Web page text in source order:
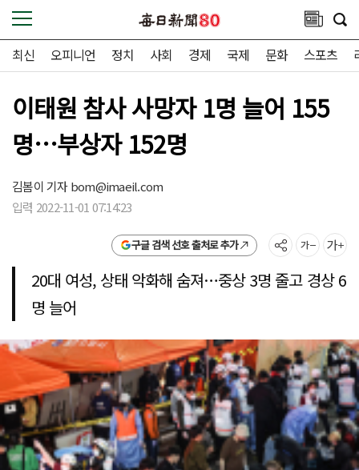
최신 오피니언 정치 사회 경제 국제 문화 스포츠
이태원 참사 사망자 1명 늘어 155
명…부상자 152명
김봄이 기자bom@imaeil.com
입력 2022-11-01 07:14:23
구글 검색 선호 출처로 추가
20대 여성, 상태 악화해 숨져…중상 3명 줄고 경상 6
명 늘어